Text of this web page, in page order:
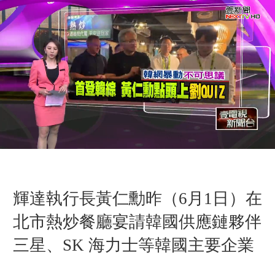
輝達執行長黃仁勳昨（6月1日） 在
北市熱炒餐廳宴請韓國供應鏈夥伴
三星、SK 海力士等韓國主要企業